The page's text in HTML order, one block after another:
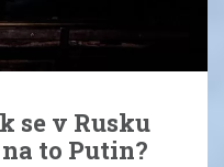
se v Rusku
to Putin?